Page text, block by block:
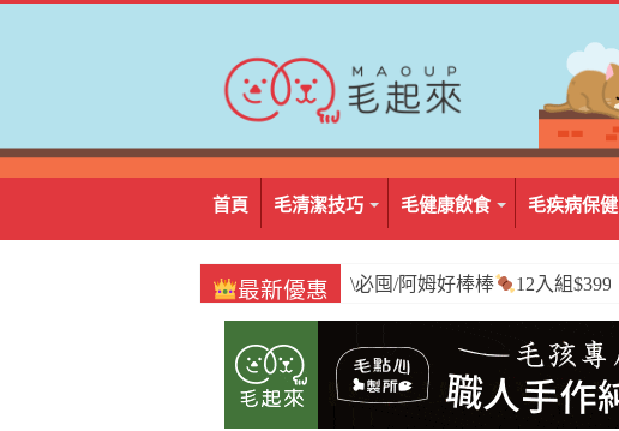
首頁 毛清潔技巧 毛健康飲食 毛疾病保健
最新優惠 \必囤/阿姆好棒棒 12入組$399